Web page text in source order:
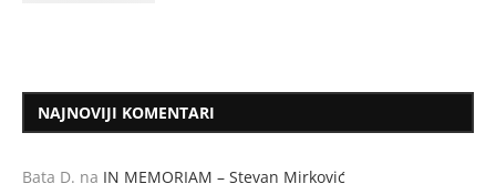
NAJNOVIJI KOMENTARI
Bata D. na IN MEMORIAM – Stevan Mirković